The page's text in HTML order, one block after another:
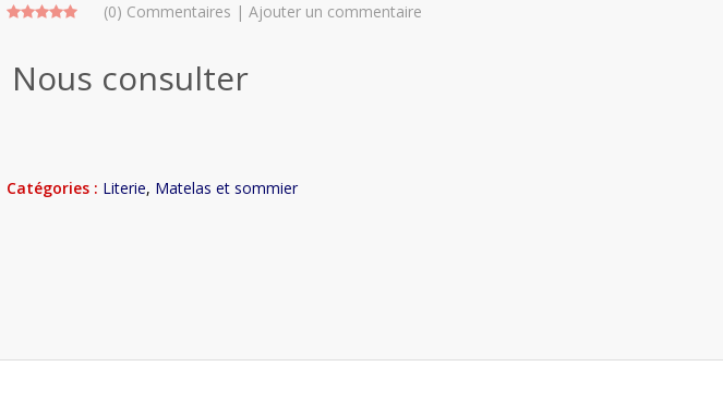
(0) Commentaires | Ajouter un commentaire
Nous consulter
Catégories : Literie, Matelas et sommier